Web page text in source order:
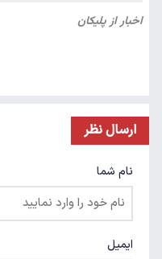
ارسال نظر
نام شما
ایمیل